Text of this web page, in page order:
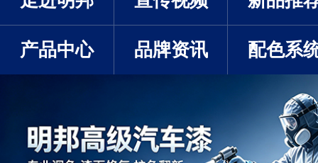
产品中心 品牌资讯 配色系